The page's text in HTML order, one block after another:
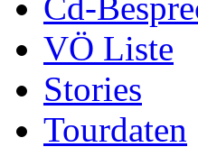
Cd-
VÖ Liste
Stories
Tourdaten